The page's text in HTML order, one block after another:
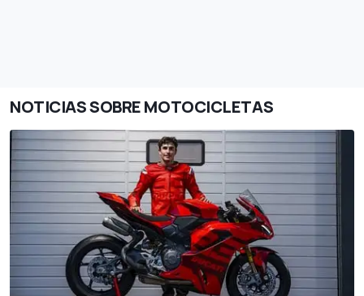
NOTICIAS SOBRE MOTOCICLETAS